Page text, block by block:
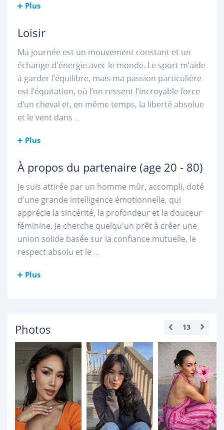
Plus
Loisir
Ma journée est un mouvement constant et un
échange d'énergie avec le monde. Le sport m’aide
à garder l’équilibre, mais ma passion particulière
est l’équitation, où l’on ressent l’incroyable force
d’un cheval et, en même temps, la liberté absolue
et le vent dans ...
Plus
À propos du partenaire (age 20 - 80)
Je suis attirée par un homme mûr, accompli, doté
d'une grande intelligence émotionnelle, qui
apprécie la sincérité, la profondeur et la douceur
féminine. Je cherche quelqu'un prêt à créer une
union solide basée sur la confiance mutuelle, le
respect absolu et le ...
Plus
Photos 13